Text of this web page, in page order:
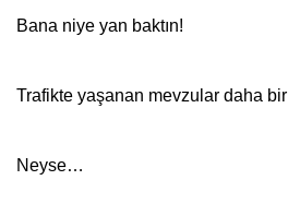
Bana niye yan baktın!
Trafikte yaşanan mevzular daha
Neyse…